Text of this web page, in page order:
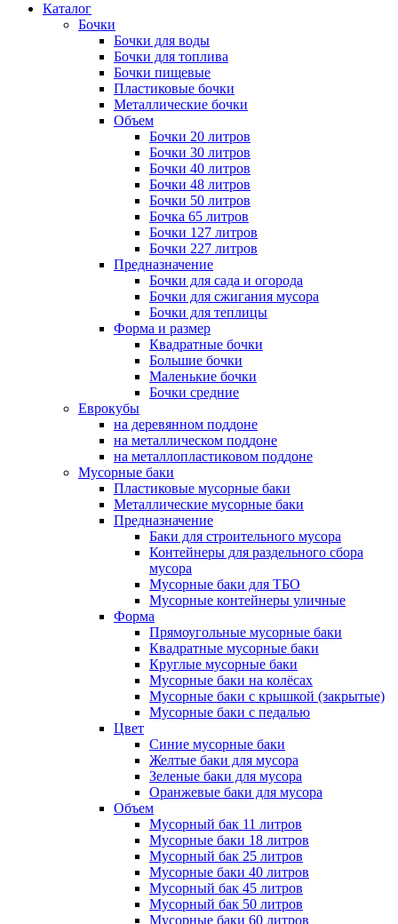
Каталог
Бочки
Бочки для воды
Бочки для топлива
Бочки пищевые
Пластиковые бочки
Металлические бочки
Объем
Бочки 20 литров
Бочки 30 литров
Бочки 40 литров
Бочки 48 литров
Бочки 50 литров
Бочка 65 литров
Бочки 127 литров
Бочки 227 литров
Предназначение
Бочки для сада и огорода
Бочки для сжигания мусора
Бочки для теплицы
Форма и размер
Квадратные бочки
Большие бочки
Маленькие бочки
Бочки средние
Еврокубы
на деревянном поддоне
на металлическом поддоне
на металлопластиковом поддоне
Мусорные баки
Пластиковые мусорные баки
Металлические мусорные баки
Предназначение
Баки для строительного мусора
Контейнеры для раздельного сбора
мусора
Мусорные баки для ТБО
Мусорные контейнеры уличные
Форма
Прямоугольные мусорные баки
Квадратные мусорные баки
Круглые мусорные баки
Мусорные баки на колёсах
Мусорные баки с крышкой (закрытые)
Мусорные баки с педалью
Цвет
Синие мусорные баки
Желтые баки для мусора
Зеленые баки для мусора
Оранжевые баки для мусора
Объем
Мусорный бак 11 литров
Мусорные баки 18 литров
Мусорный бак 25 литров
Мусорные баки 40 литров
Мусорный бак 45 литров
Мусорный бак 50 литров
Мусорные баки 60 литров